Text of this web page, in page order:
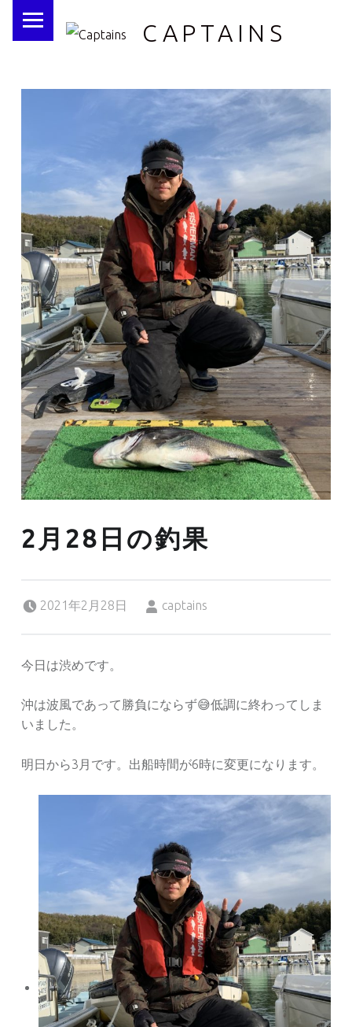
CAPTAINS
2月28日の釣果
2021年2月28日
captains
今日は渋めです。
沖は波風であって勝負にならず😅低調に終わってしま
いました。
明日から3月です。出船時間が6時に変更になります。